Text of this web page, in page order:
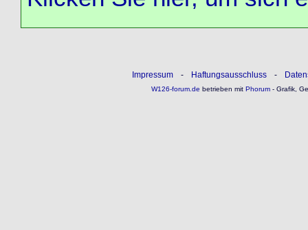
Impressum - Haftungsausschluss -
W126-forum.de betrieben mitPhorum- Grafik,